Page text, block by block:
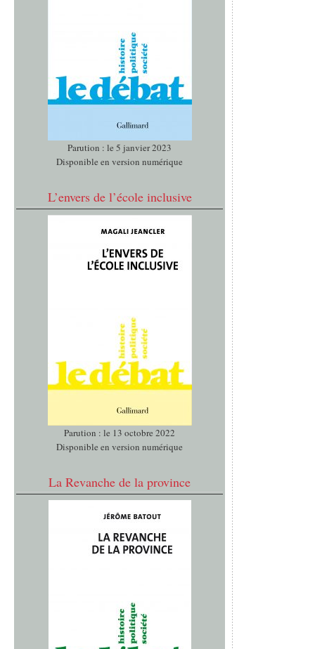
Parution : le 5 janvier 2023
Disponible en version numérique
L’envers de l’école inclusive
Parution : le 13 octobre 2022
Disponible en version numérique
La Revanche de la province